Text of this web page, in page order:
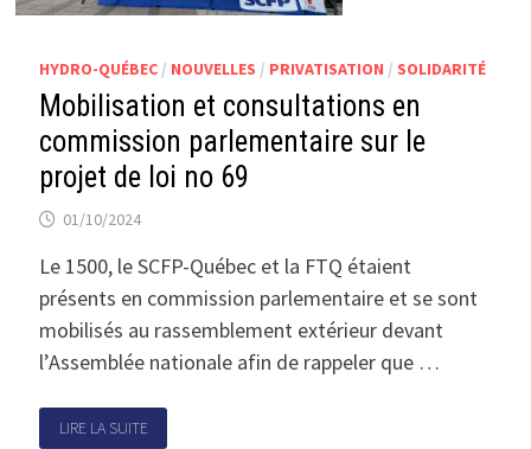
HYDRO-QUÉBEC/ NOUVELLES / PRIVATISATION / SOLIDARITÉ
Mobilisation et consultations en
commission parlementaire sur le
projet de loi no 69
01/10/2024
Le 1500, le SCFP-Québec et la FTQ étaient
présents en commission parlementaire et se sont
mobilisés au rassemblement extérieur devant
l’Assemblée nationale afin de rappeler que …
LIRE LA SUITE